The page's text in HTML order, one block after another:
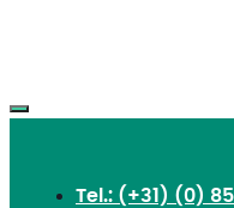
Tel.: (+31) (0)